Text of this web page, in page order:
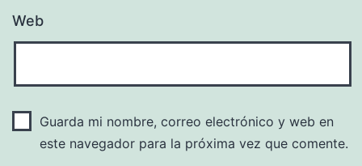
Web
Guarda mi nombre, correo electrónico y web en
este navegador para la próxima vez que comente.